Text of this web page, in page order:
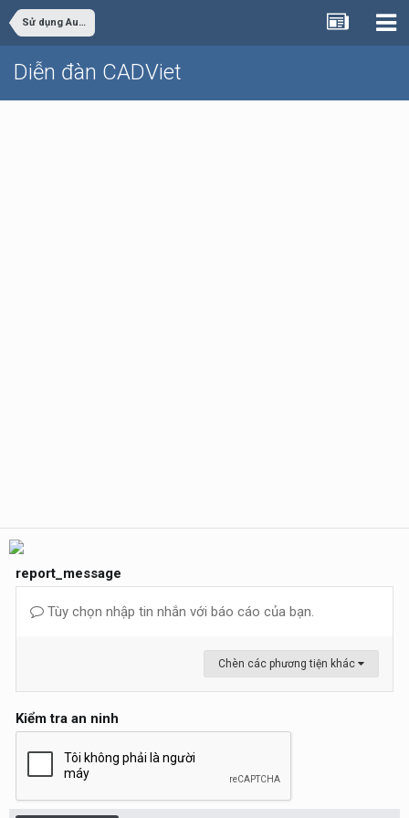
Sử dụng AutoCAD
Diễn đàn CADViet
report_message
Tùy chọn nhập tin nhắn với báo cáo của bạn.
Chèn các phương tiện khác
Kiểm tra an ninh